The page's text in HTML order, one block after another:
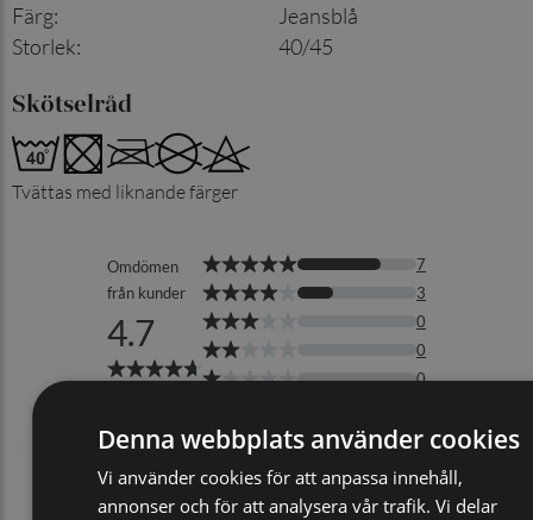
Färg:
Jeansblå
Storlek: 40/45
Skötselråd
Tvättas med liknande färger
Denna webbplats använder cookies
Vi använder cookies för att anpassa innehåll,
annonser och för att analysera vår trafik. Vi delar